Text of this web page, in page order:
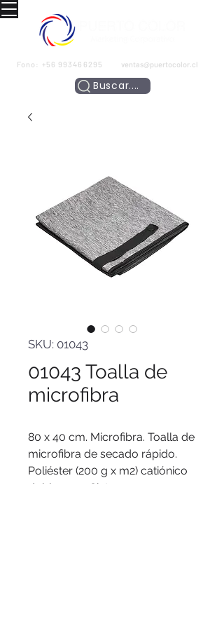
Fono: +56 993466295 ventas@puertocolor.cl
Buscar....
SKU: 01043
01043 Toalla de
microfibra
80 x 40 cm. Microfibra. Toalla de
microfibra de secado rápido.
Poliéster (200 g x m2) catiónico
doble cara. Cinta negra que